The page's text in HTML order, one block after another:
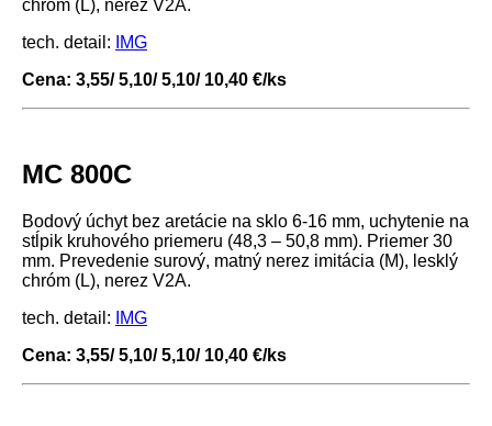
chróm (L), nerez V2A.
tech. detail:
IMG
Cena: 3,55/ 5,10/ 5,10/ 10,40 €/ks
MC 800C
Bodový úchyt bez aretácie na sklo 6-16 mm, uchytenie na
stĺpik kruhového priemeru (48,3 – 50,8 mm). Priemer 30
mm. Prevedenie surový, matný nerez imitácia (M), lesklý
chróm (L), nerez V2A.
tech. detail:
IMG
Cena: 3,55/ 5,10/ 5,10/ 10,40 €/ks